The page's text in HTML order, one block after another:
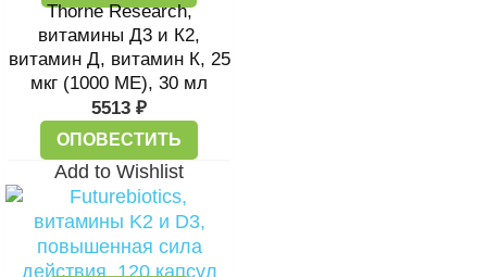
Thorne Research,
витамины Д3 и К2,
витамин Д, витамин К, 25
мкг (1000 МЕ), 30 мл
5513 ₽
ОПОВЕСТИТЬ
Add to Wishlist